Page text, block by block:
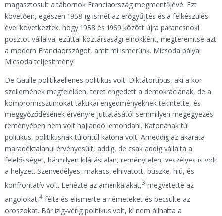
magasztosult a tábornok Franciaország megmentőjévé. Ezt
követően, egészen 1958-ig ismét az erőgyűjtés és a felkészülés
évei következtek, hogy 1958 és 1969 között újra parancsnoki
posztot vállalva, ezúttal köztársasági elnökként, megteremtse azt
a modern Franciaországot, amit mi ismerünk. Micsoda pálya!
Micsoda teljesítmény!
De Gaulle politikaellenes politikus volt. Diktátortípus, aki a kor
szellemének megfelelően, teret engedett a demokráciának, de a
kompromisszumokat taktikai engedményeknek tekintette, és
meggyőződésének érvényre juttatásától semmilyen megegyezés
reményében nem volt hajlandó lemondani. Katonának túl
politikus, politikusnak túlontúl katona volt. Ameddig az akarata
maradéktalanul érvényesült, addig, de csak addig vállalta a
felelősséget, bármilyen kilátástalan, reménytelen, veszélyes is volt
a helyzet. Szenvedélyes, makacs, elhivatott, büszke, hiú, és
konfrontatív volt. Lenézte az amerikaiakat,3 megvetette az
angolokat,4 félte és elismerte a németeket és becsülte az
oroszokat. Bár ízig-vérig politikus volt, ki nem állhatta a